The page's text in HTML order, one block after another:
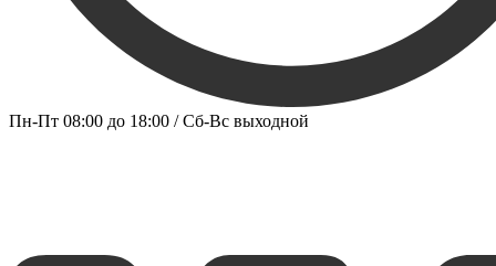
Пн-Пт 08:00 до 18:00 / Сб-Вс выходной